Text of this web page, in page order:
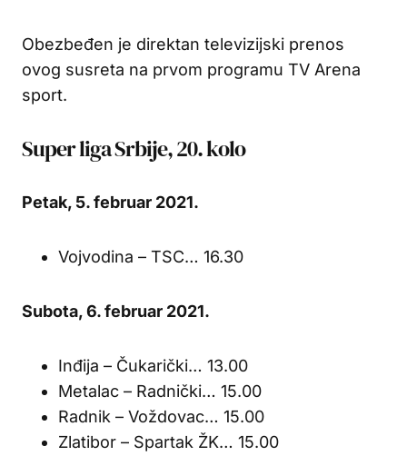
Obezbeđen je direktan televizijski prenos
ovog susreta na prvom programu TV Arena
sport.
Super liga Srbije, 20. kolo
Petak, 5. februar 2021.
Vojvodina – TSC… 16.30
Subota, 6. februar 2021.
Inđija – Čukarički… 13.00
Metalac – Radnički… 15.00
Radnik – Voždovac… 15.00
Zlatibor – Spartak ŽK… 15.00